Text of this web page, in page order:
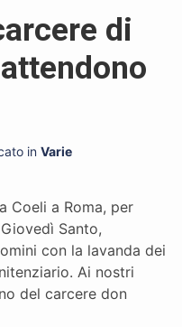
di
in Varie
Coeli a Roma, per
Santo,
con la lavanda dei
Ai nostri
del carcere don